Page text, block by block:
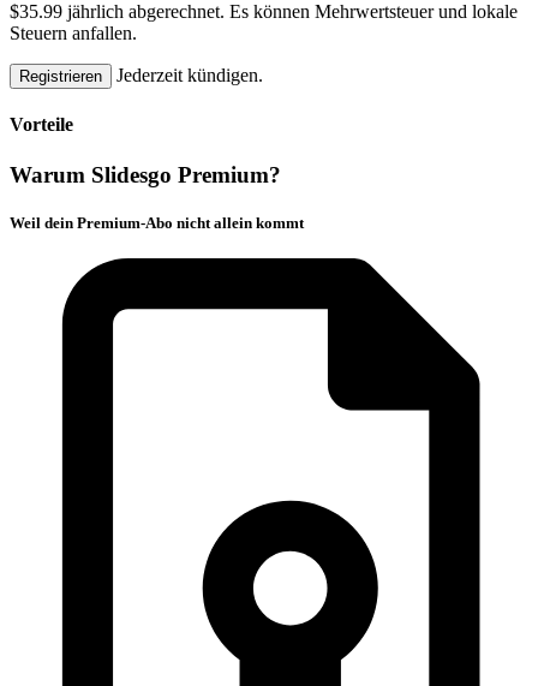
$35.99 jährlich abgerechnet. Es können Mehrwertsteuer und lokale
Steuern anfallen.
Registrieren Jederzeit kündigen.
Vorteile
Warum Slidesgo Premium?
Weil dein Premium-Abo nicht allein kommt